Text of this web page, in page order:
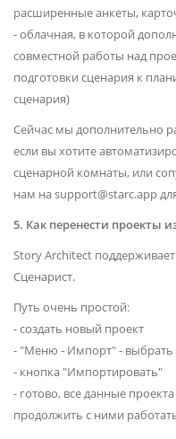
расширенные анкеты,
- облачная, в которой
совместной работы над
подготовки сценария к
сценария)
Сейчас мы дополнительно
если вы хотите
сценарной комнаты, или
нам на support@starc.app
5. Как перенести проекты
Story Architect
Сценарист.
Путь очень простой:
- создать новый проект
- "Меню - Импорт" - выбрать
- кнопка "Импортировать"
- готово, все данные
продолжить с ними